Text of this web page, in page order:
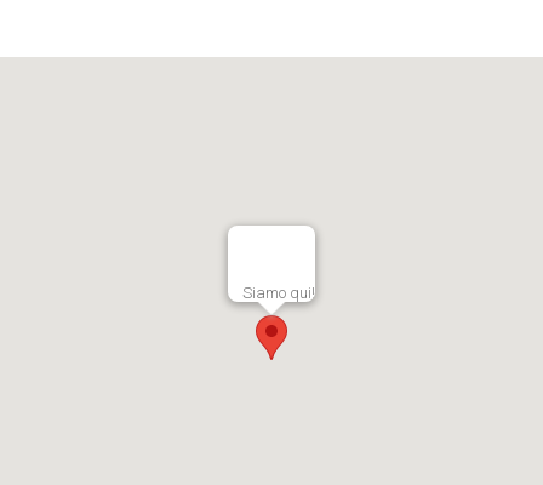
Siamo qui!